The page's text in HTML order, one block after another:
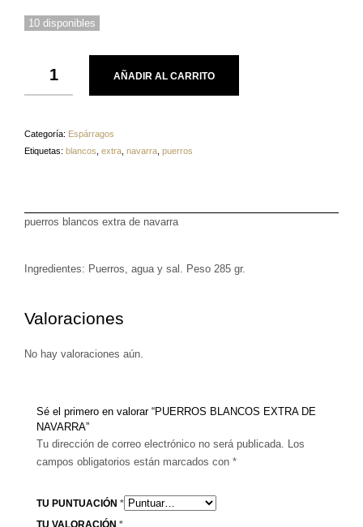
10 disponibles
AÑADIR AL CARRITO
Categoría: Espárragos
Etiquetas: blancos extra navarra puerros
puerros blancos extra de navarra
Ingredientes: Puerros, agua y sal. Peso 285 gr.
Valoraciones
No hay valoraciones aún.
Sé el primero en valorar “PUERROS BLANCOS EXTRA DE
NAVARRA”
Tu dirección de correo electrónico no será publicada. Los
campos obligatorios están marcados con *
TU PUNTUACIÓN *
TU VALORACIÓN *